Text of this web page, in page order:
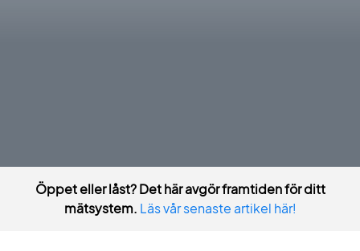
Öppet eller låst? Det här avgör framtiden för ditt
mätsystem. Läs vår senaste artikel här!